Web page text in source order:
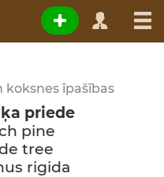
īpašības
priede
pine
tree
rigida